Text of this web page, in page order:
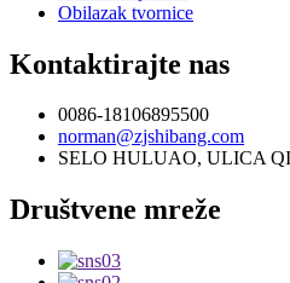
Obilazak tvornice
Kontaktirajte nas
0086-18106895500
norman@zjshibang.com
SELO HULUAO, ULICA
Društvene mreže